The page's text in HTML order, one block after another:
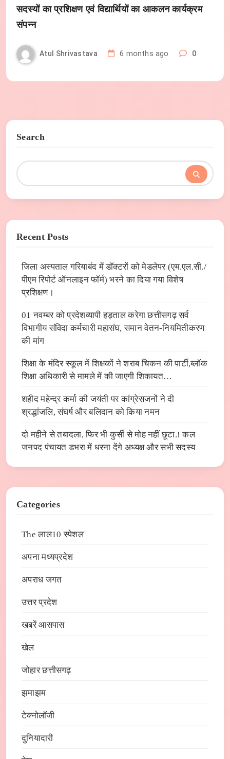
सदस्यों का प्रशिक्षण एवं विद्यार्थियों का आकलन कार्यक्रम
संपन्न
Atul Shrivastava 6 months ago 0
Search
Recent Posts
जिला अस्पताल गरियाबंद में डाॅक्टरों को मेडलेपर (एम.एल.सी./
पीएम रिपोर्ट ऑनलाइन फाॅर्म) भरने का दिया गया विशेष
प्रशिक्षण।
01 नवम्बर को प्रदेशव्यापी हड़ताल करेगा छत्तीसगढ़ सर्व
विभागीय संविदा कर्मचारी महासंघ, समान वेतन-नियमितीकरण
की मांग
शिक्षा के मंदिर स्कूल में शिक्षकों ने शराब चिकन की पार्टी,ब्लॉक
शिक्षा अधिकारी से मामले में की जाएगी शिकायत…
शहीद महेन्द्र कर्मा की जयंती पर कांग्रेसजनों ने दी
श्रद्धांजलि, संघर्ष और बलिदान को किया नमन
दो महीने से तबादला, फिर भी कुर्सी से मोह नहीं छूटा.! कल
जनपद पंचायत डभरा में धरना देंगे अध्यक्ष और सभी सदस्य
Categories
The लाल10 स्पेशल
अपना मध्यप्रदेश
अपराध जगत
उत्तर प्रदेश
खबरें आसपास
खेल
जोहार छत्तीसगढ़
झमाझम
टेक्नोलॉजी
दुनियादारी